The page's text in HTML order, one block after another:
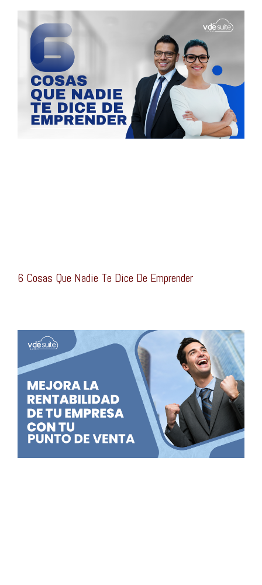
6 Cosas Que Nadie Te Dice De Emprender